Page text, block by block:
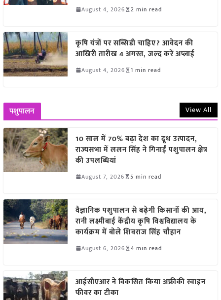
August 4, 2026 2 min read
कृषि यंत्रों पर सब्सिडी चाहिए? आवेदन की
आखिरी तारीख 4 अगस्त, जल्द करें अप्लाई
August 4, 2026 1 min read
पशुपालन View All
10 साल में 70% बढ़ा देश का दूध उत्पादन,
राज्यसभा में ललन सिंह ने गिनाईं पशुपालन क्षेत्र
की उपलब्धियां
August 7, 2026 5 min read
वैज्ञानिक पशुपालन से बढ़ेगी किसानों की आय,
रानी लक्ष्मीबाई केंद्रीय कृषि विश्वविद्यालय के
कार्यक्रम में बोले शिवराज सिंह चौहान
August 6, 2026 4 min read
आईसीएआर ने विकसित किया अफ्रीकी स्वाइन
फीवर का टीका